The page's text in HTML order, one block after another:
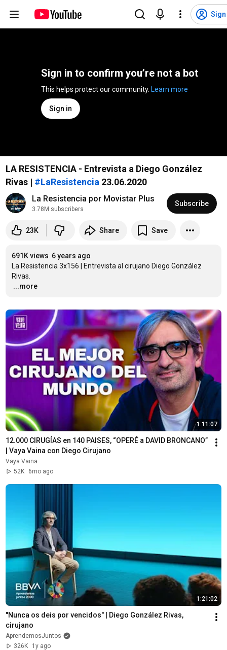
Sign in to confirm you’re not a bot
Learn more
Sign in
LA RESISTENCIA - Entrevista a Diego González
Rivas | #LaResistencia 23.06.2020
La Resistencia por Movistar Plus
3.78M subscribers
Subscribe
23K Share Save
691K views 6 years ago
La Resistencia 3x156 | Entrevista al cirujano Diego González
…
...more
1:11:07
12.000 CIRUGÍAS en 140 PAISES, “OPERÉ a DAVID BRONCANO”
| Vaya Vaina con Diego Cirujano
Vaya Vaina
52K
6mo ago
1:21:02
"Nunca os deis por vencidos" | Diego González Rivas,
cirujano
AprendemosJuntos
326K
1y ago